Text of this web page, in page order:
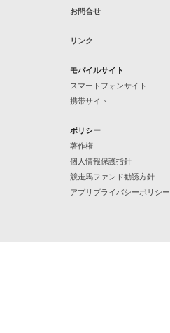
お問合せ
リンク
モバイルサイト
スマートフォンサイト
携帯サイト
ポリシー
著作権
個人情報保護指針
競走馬ファンド勧誘方針
アプリプライバシーポリシー